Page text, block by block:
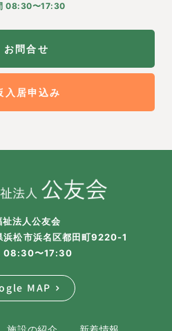
08:30〜17:30
お問合せ
入居申込み
祉法人公友会
松市浜名区都田町9220-1
08:30〜17:30
MAP